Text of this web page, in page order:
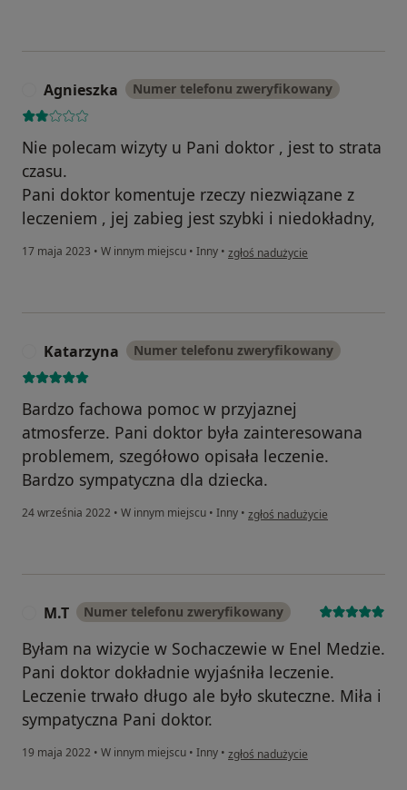
Agnieszka Numer telefonu zweryfikowany
Nie polecam wizyty u Pani doktor , jest to strata
czasu.
Pani doktor komentuje rzeczy niezwiązane z
leczeniem , jej zabieg jest szybki i niedokładny,
17 maja 2023 • W innym miejscu • Inny • w opinii użytkownika Agnieszka
zgłoś nadużycie
Katarzyna Numer telefonu zweryfikowany
Bardzo fachowa pomoc w przyjaznej
atmosferze. Pani doktor była zainteresowana
problemem, szegółowo opisała leczenie.
Bardzo sympatyczna dla dziecka.
24 września 2022 • W innym miejscu • Inny • w opinii użytkownika Katarzyna
zgłoś nadużycie
M.T Numer telefonu zweryfikowany
Byłam na wizycie w Sochaczewie w Enel Medzie.
Pani doktor dokładnie wyjaśniła leczenie.
Leczenie trwało długo ale było skuteczne. Miła i
sympatyczna Pani doktor.
19 maja 2022 • W innym miejscu • Inny • w opinii użytkownika M.T
zgłoś nadużycie